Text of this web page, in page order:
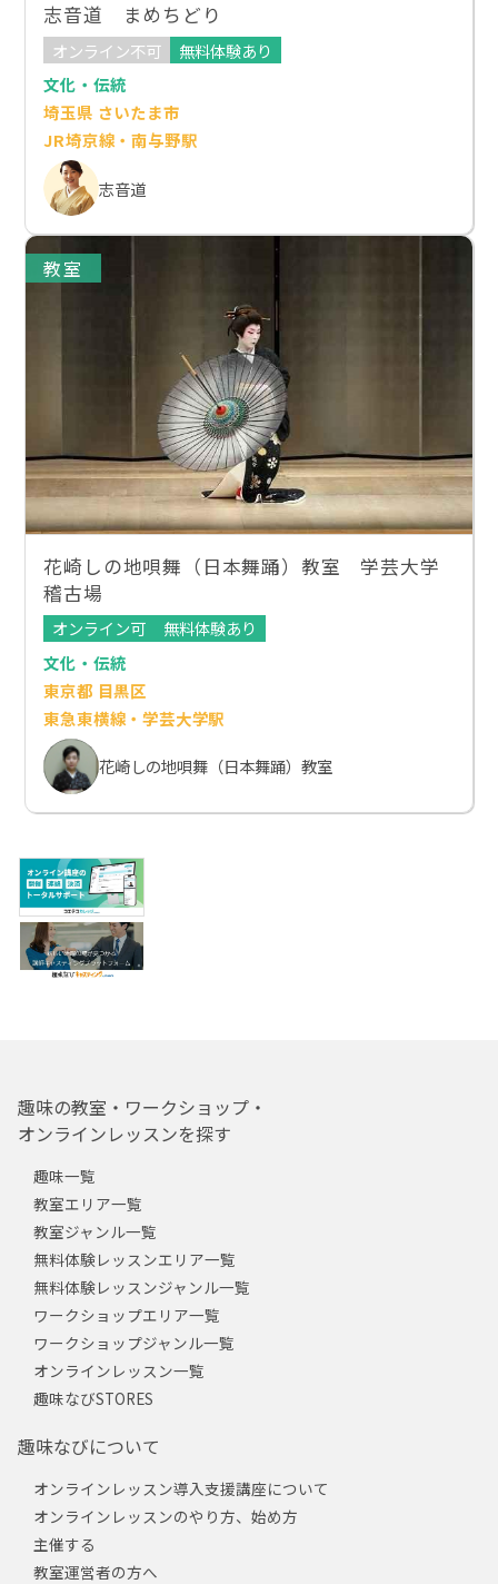
志音道 まめちどり
オンライン不可
無料体験あり
文化・伝統
埼玉県 さいたま市
JR埼京線・南与野駅
志音道
教室
花崎しの地唄舞（日本舞踊）教室 学芸大学
稽古場
オンライン可
無料体験あり
文化・伝統
東京都 目黒区
東急東横線・学芸大学駅
花崎しの地唄舞（日本舞踊）教室
趣味の教室・ワークショップ・
オンラインレッスンを探す
趣味一覧
教室エリア一覧
教室ジャンル一覧
無料体験レッスンエリア一覧
無料体験レッスンジャンル一覧
ワークショップエリア一覧
ワークショップジャンル一覧
オンラインレッスン一覧
趣味なびSTORES
趣味なびについて
オンラインレッスン導入支援講座について
オンラインレッスンのやり方、始め方
主催する
教室運営者の方へ